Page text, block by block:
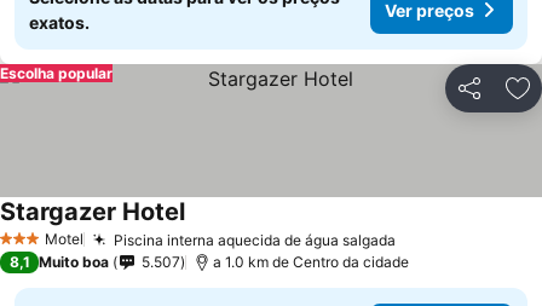
exatos.
Ver preços
Partilhar
Escolha popular
3 EstrelasMotel Piscina interna aquecida de água salgada
Stargazer Hotel
8,1 Muito boa 5.507 a 1.0 km de Centro da cidade